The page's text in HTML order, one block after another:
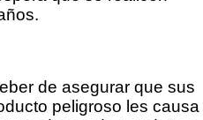
de asegurar que sus
peligroso les causa